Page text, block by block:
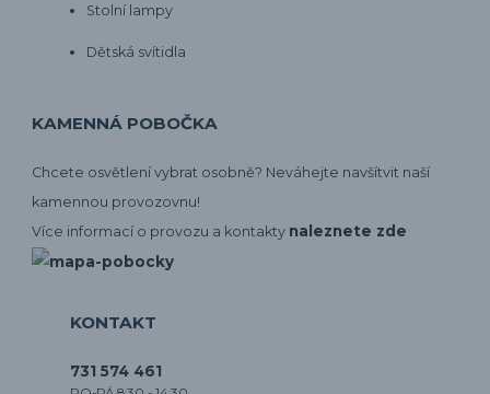
Stolní lampy
Dětská svítidla
KAMENNÁ POBOČKA
Chcete osvětlení vybrat osobně? Neváhejte navšítvit naší
kamennou provozovnu!
Více informací o provozu a kontakty naleznete zde
KONTAKT
731 574 461